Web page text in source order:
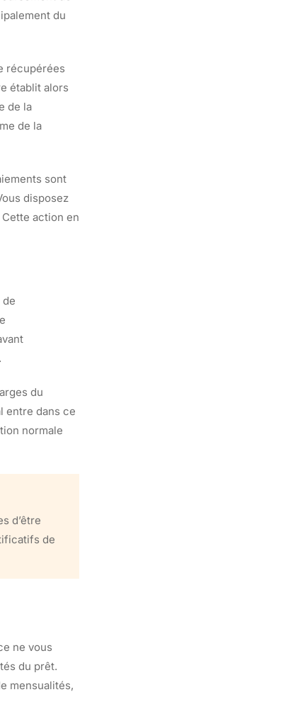
du
récupérées
établit alors
de la
de la
sont
disposez
action en
du
entre dans ce
normale
d’être
de
ne vous
du prêt.
mensualités,